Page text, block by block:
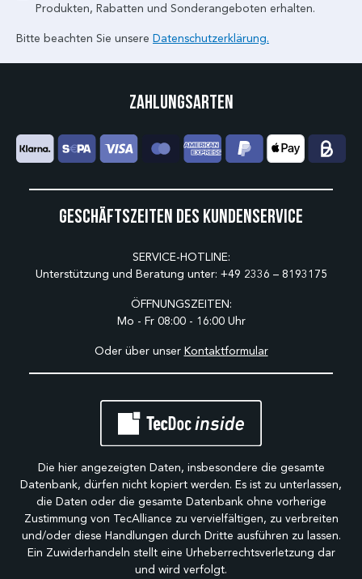
Produkten, Rabatten und Sonderangeboten erhalten.
Bitte beachten Sie unsere Datenschutzerklärung.
Geschäftszeiten des Kundenservice
SERVICE-HOTLINE:
Unterstützung und Beratung unter: +49 2336 – 8193175
ÖFFNUNGSZEITEN:
Mo - Fr 08:00 - 16:00 Uhr
Oder über unser Kontaktformular
Zahlungsarten
Die hier angezeigten Daten, insbesondere die gesamte
Datenbank, dürfen nicht kopiert werden. Es ist zu unterlassen,
die Daten oder die gesamte Datenbank ohne vorherige
Zustimmung von TecAlliance zu vervielfältigen, zu verbreiten
und/oder diese Handlungen durch Dritte ausführen zu lassen.
Ein Zuwiderhandeln stellt eine Urheberrechtsverletzung dar
und wird verfolgt.